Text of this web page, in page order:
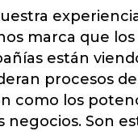
marca que
están
procesos de
como los
negocios. Son